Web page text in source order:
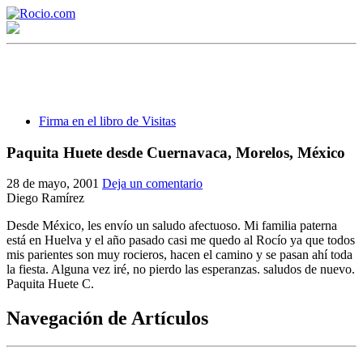
Firma en el libro de Visitas
Paquita Huete desde Cuernavaca, Morelos, México
28 de mayo, 2001 Deja un comentario
Diego Ramírez
Desde México, les envío un saludo afectuoso. Mi familia paterna
está en Huelva y el año pasado casi me quedo al Rocío ya que todos
mis parientes son muy rocieros, hacen el camino y se pasan ahí toda
la fiesta. Alguna vez iré, no pierdo las esperanzas. saludos de nuevo.
Paquita Huete C.
Navegación de Artículos
¡Bienvenido! Soy el asistente virtual de rocio.com.
Historia de la Virgen del Rocío
¿Cuándo es la romería del Rocío?
¿Cuántas hermandades participan en la romería?
¿Cuándo se construyó la primera ermita?